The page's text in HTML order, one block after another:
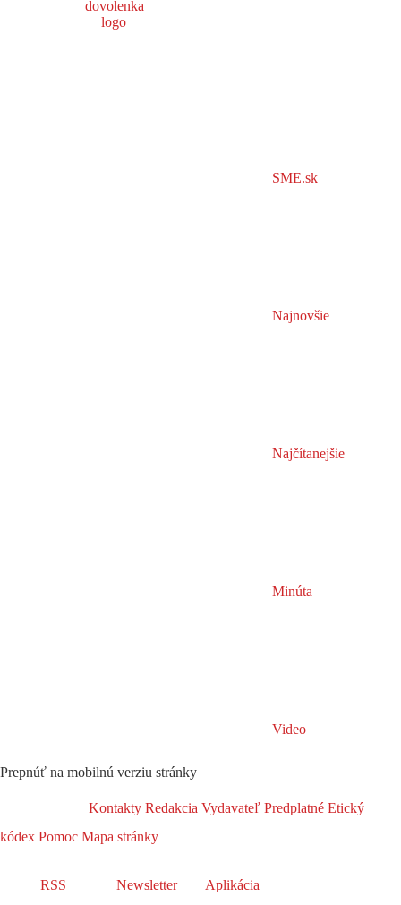
SME.sk
Najnovšie
Najčítanejšie
Minúta
Video
Prepnúť na mobilnú verziu stránky
Kontakty Redakcia Vydavateľ Predplatné Etický
kódex Pomoc Mapa stránky
RSS Newsletter Aplikácia